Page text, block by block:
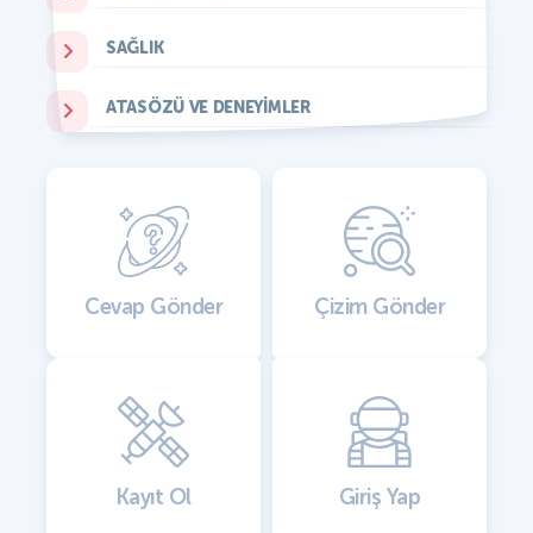
SAĞLIK
ATASÖZÜ VE DENEYIMLER
Cevap Gönder Çizim Gönder
Kayıt Ol Giriş Yap